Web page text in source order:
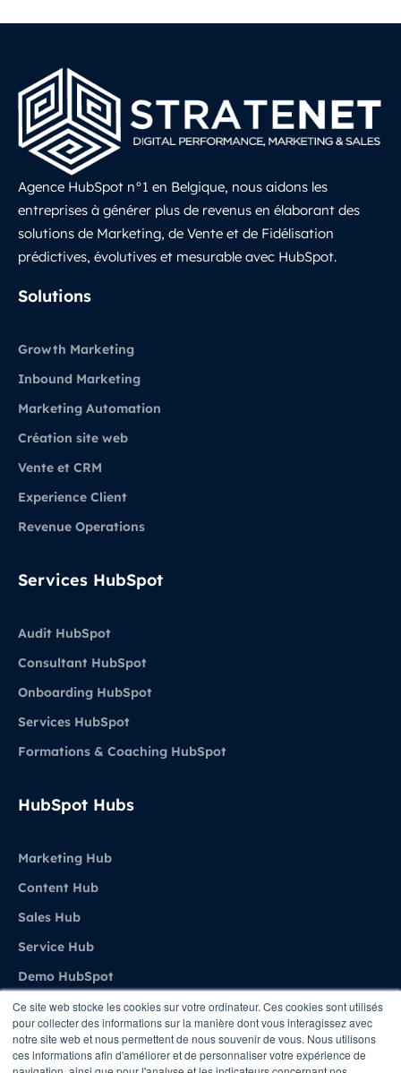
Ce site web stocke les cookies sur votre ordinateur. Ces cookies sont utilisés
pour collecter des informations sur la manière dont vous interagissez avec
notre site web et nous permettent de nous souvenir de vous. Nous utilisons
ces informations afin d'améliorer et de personnaliser votre expérience de
Agence HubSpot n°1 en Belgique, nous aidons les
entreprises à générer plus de revenus en élaborant des
solutions de Marketing, de Vente et de Fidélisation
prédictives, évolutives et mesurable avec HubSpot.
Solutions
Growth Marketing
Inbound Marketing
Marketing Automation
Création site web
Vente et CRM
Experience Client
Revenue Operations
Services HubSpot
Audit HubSpot
Consultant HubSpot
Onboarding HubSpot
Services HubSpot
Formations & Coaching HubSpot
HubSpot Hubs
Marketing Hub
Content Hub
Sales Hub
Service Hub
Demo HubSpot
Agence